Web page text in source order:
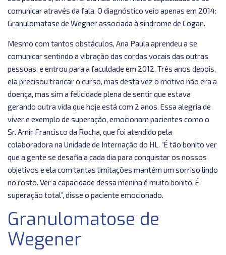
comunicar através da fala. O diagnóstico veio apenas em 2014:
Granulomatase de Wegner associada à síndrome de Cogan.
Mesmo com tantos obstáculos, Ana Paula aprendeu a se
comunicar sentindo a vibração das cordas vocais das outras
pessoas, e entrou para a faculdade em 2012. Três anos depois,
ela precisou trancar o curso, mas desta vez o motivo não era a
doença, mas sim a felicidade plena de sentir que estava
gerando outra vida que hoje está com 2 anos. Essa alegria de
viver e exemplo de superação, emocionam pacientes como o
Sr. Amir Francisco da Rocha, que foi atendido pela
colaboradora na Unidade de Internação do HL. “É tão bonito ver
que a gente se desafia a cada dia para conquistar os nossos
objetivos e ela com tantas limitações mantém um sorriso lindo
no rosto. Ver a capacidade dessa menina é muito bonito. É
superação total”, disse o paciente emocionado.
Granulomatose de
Wegener